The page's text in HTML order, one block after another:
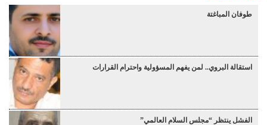
طوفان المباغتة
استقالة البروي.. لمن يفهم المسؤولية واحترام القرارات
الفشل ينتظر “مجلس السلام العالمي”